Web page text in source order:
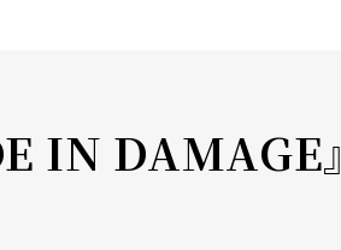
IN DAMAGE』